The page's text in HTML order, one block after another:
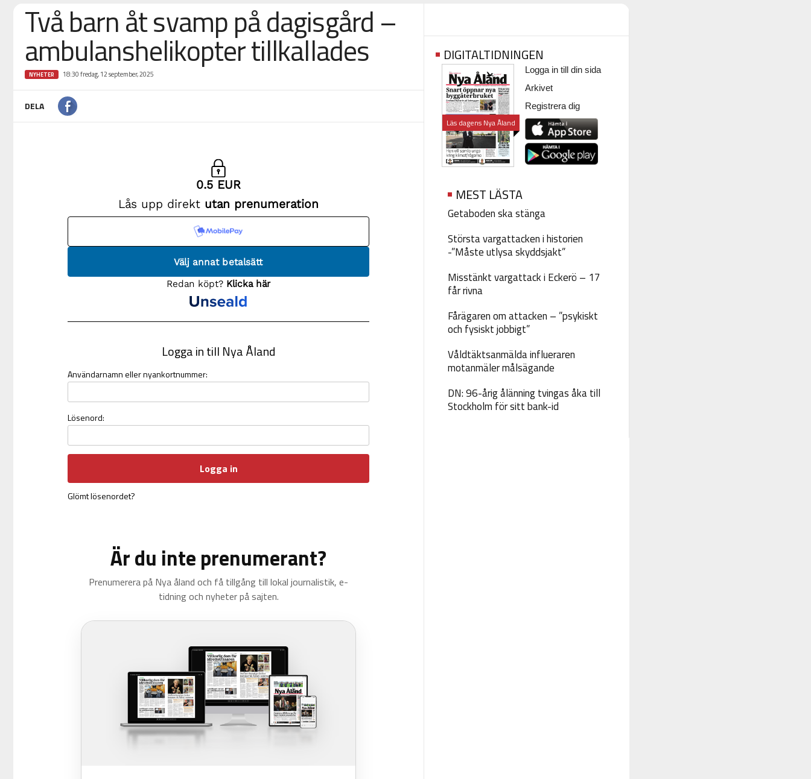
Två barn åt svamp på dagisgård –
ambulanshelikopter tillkallades
NYHETER 18:30 fredag, 12 september, 2025
DELA
DIGITALTIDNINGEN
Läs dagens Nya Åland
Logga in till din sida
Arkivet
Registrera dig
MEST LÄSTA
Getaboden ska stänga
Största vargattacken i historien
-”Måste utlysa skyddsjakt”
Misstänkt vargattack i Eckerö – 17
får rivna
Fårägaren om attacken – ”psykiskt
och fysiskt jobbigt”
Våldtäktsanmälda influeraren
motanmäler målsägande
DN: 96-årig ålänning tvingas åka till
Stockholm för sitt bank-id